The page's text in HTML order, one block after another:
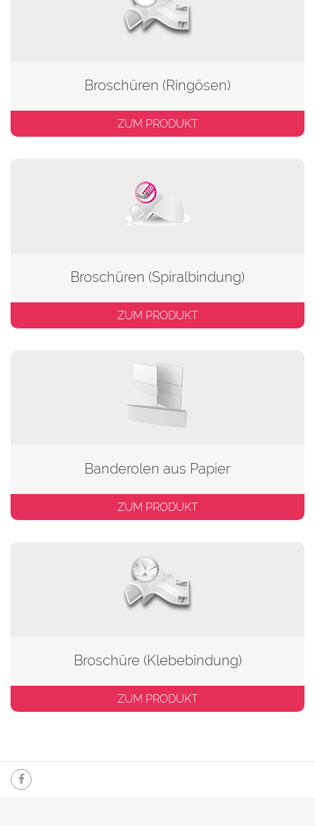
Broschüren (Ringösen)
ZUM PRODUKT
Broschüren (Spiralbindung)
ZUM PRODUKT
Banderolen aus Papier
ZUM PRODUKT
Broschüre (Klebebindung)
ZUM PRODUKT